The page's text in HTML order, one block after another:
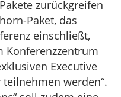
zurückgreifen
Paket, das
einschließt,
Konferenzzentrum
Executive
werden“.